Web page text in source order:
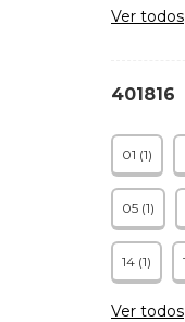
Ver todos
401816
01 (1)
05 (1)
14 (1)
Ver todos